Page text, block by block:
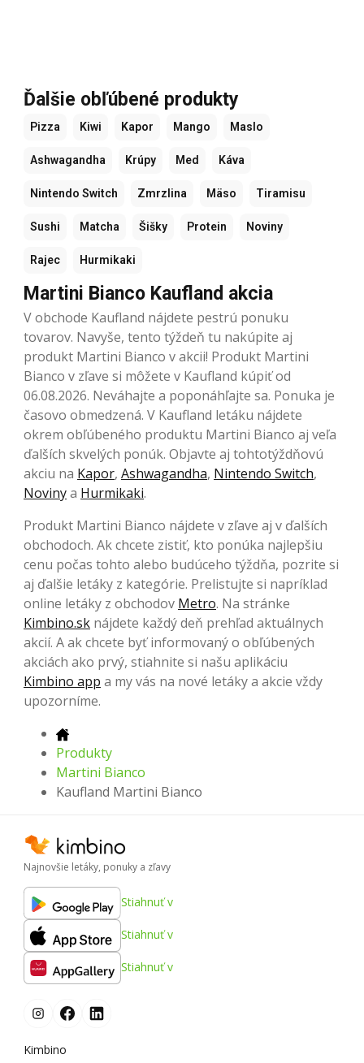
Ďalšie obľúbené produkty
Pizza Kiwi Kapor Mango Maslo
Ashwagandha Krúpy Med Káva
Nintendo Switch Zmrzlina Mäso Tiramisu
Sushi Matcha Šišky Protein Noviny
Rajec Hurmikaki
Martini Bianco Kaufland akcia
V obchode Kaufland nájdete pestrú ponuku
tovarov. Navyše, tento týždeň tu nakúpite aj
produkt Martini Bianco v akcii! Produkt Martini
Bianco v zľave si môžete v Kaufland kúpiť od
06.08.2026. Neváhajte a poponáhľajte sa. Ponuka je
časovo obmedzená. V Kaufland letáku nájdete
okrem obľúbeného produktu Martini Bianco aj veľa
ďalších skvelých ponúk. Objavte aj tohtotýždňovú
akciu na Kapor, Ashwagandha, Nintendo Switch,
Novinya Hurmikaki.
Produkt Martini Bianco nájdete v zľave aj v ďalších
obchodoch. Ak chcete zistiť, kto ponúka najlepšiu
cenu počas tohto alebo budúceho týždňa, pozrite si
aj ďalšie letáky z kategórie. Prelistujte si napríklad
online letáky z obchodov Metro. Na stránke
Kimbino.sk nájdete každý deň prehľad aktuálnych
akcií. A ak chcete byť informovaný o obľúbených
akciách ako prvý, stiahnite si našu aplikáciu
Kimbino app a my vás na nové letáky a akcie vždy
upozorníme.
Produkty
Martini Bianco
Kaufland Martini Bianco
Najnovšie letáky, ponuky a zľavy
Stiahnuť v
Stiahnuť v
Stiahnuť v
Kimbino